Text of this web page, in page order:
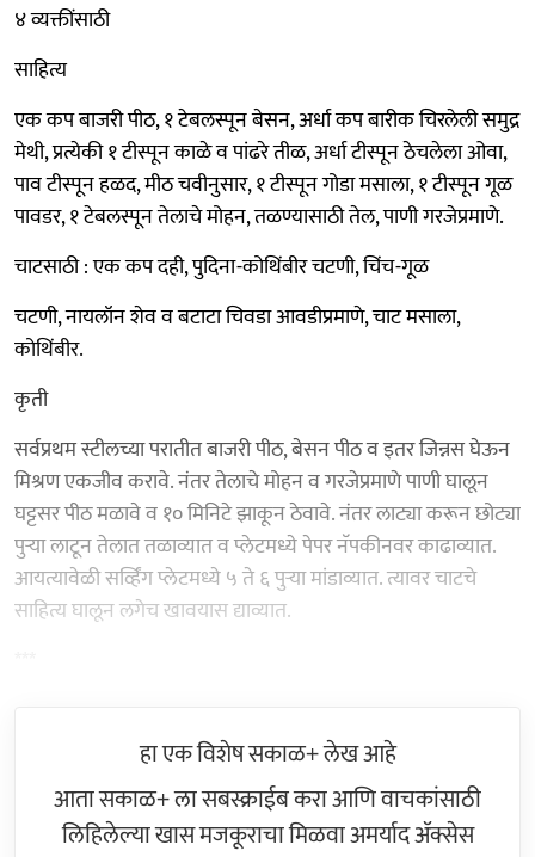
४ व्यक्तींसाठी
साहित्य
एक कप बाजरी पीठ, १ टेबलस्पून बेसन, अर्धा कप बारीक चिरलेली समुद्र
मेथी, प्रत्येकी १ टीस्पून काळे व पांढरे तीळ, अर्धा टीस्पून ठेचलेला ओवा,
पाव टीस्पून हळद, मीठ चवीनुसार, १ टीस्पून गोडा मसाला, १ टीस्पून गूळ
पावडर, १ टेबलस्पून तेलाचे मोहन, तळण्यासाठी तेल, पाणी गरजेप्रमाणे.
चाटसाठी : एक कप दही, पुदिना-कोथिंबीर चटणी, चिंच-गूळ
चटणी, नायलॉन शेव व बटाटा चिवडा आवडीप्रमाणे, चाट मसाला,
कोथिंबीर.
कृती
सर्वप्रथम स्टीलच्या परातीत बाजरी पीठ, बेसन पीठ व इतर जिन्नस घेऊन
मिश्रण एकजीव करावे. नंतर तेलाचे मोहन व गरजेप्रमाणे पाणी घालून
घट्टसर पीठ मळावे व १० मिनिटे झाकून ठेवावे. नंतर लाट्या करून छोट्या
पुऱ्या लाटून तेलात तळाव्यात व प्लेटमध्ये पेपर नॅपकीनवर काढाव्यात.
आयत्यावेळी सर्व्हिंग प्लेटमध्ये ५ ते ६ पुऱ्या मांडाव्यात. त्यावर चाटचे
साहित्य घालून लगेच खावयास द्याव्यात.
हा एक विशेष सकाळ+ लेख आहे
आता सकाळ+ ला सबस्क्राईब करा आणि वाचकांसाठी
लिहिलेल्या खास मजकूराचा मिळवा अमर्याद ॲक्सेस